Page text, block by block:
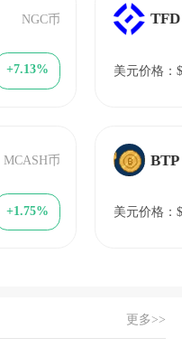
NGC币
+7.13%
MCASH币
+1.75%
TFD
美元价格：
BTP
美元价格：
更多>>